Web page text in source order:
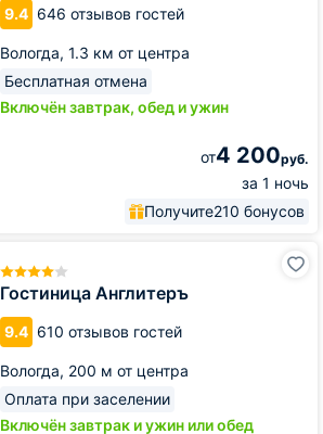
9.4 646 отзывов гостей
Вологда, 1.3 км от центра
Бесплатная отмена
Включён завтрак, обед и ужин
от4 200руб.
за 1 ночь
Получите210 бонусов
Гостиница Англитеръ
9.4 610 отзывов гостей
Вологда, 200 м от центра
Оплата при заселении
Включён завтрак и ужин или обед